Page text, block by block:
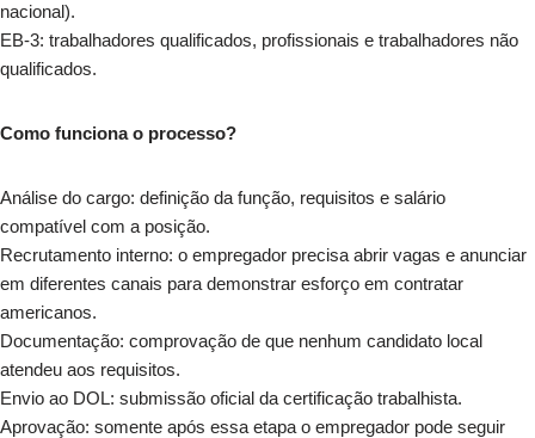
nacional).
EB-3: trabalhadores qualificados, profissionais e trabalhadores não
qualificados.
Como funciona o processo?
Análise do cargo: definição da função, requisitos e salário
compatível com a posição.
Recrutamento interno: o empregador precisa abrir vagas e anunciar
em diferentes canais para demonstrar esforço em contratar
americanos.
Documentação: comprovação de que nenhum candidato local
atendeu aos requisitos.
Envio ao DOL: submissão oficial da certificação trabalhista.
Aprovação: somente após essa etapa o empregador pode seguir